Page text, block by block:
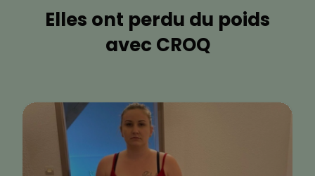
Elles ont perdu du poids
avec CROQ